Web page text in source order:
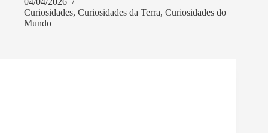
Curiosidades, Curiosidades da Terra, Curiosidades do
Mundo